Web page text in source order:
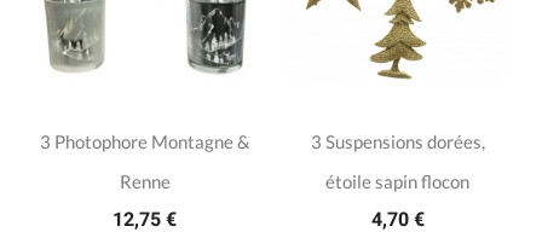
3 Photophore Montagne &
Renne
12,75 €
3 Suspensions dorées,
étoile sapin flocon
4,70 €